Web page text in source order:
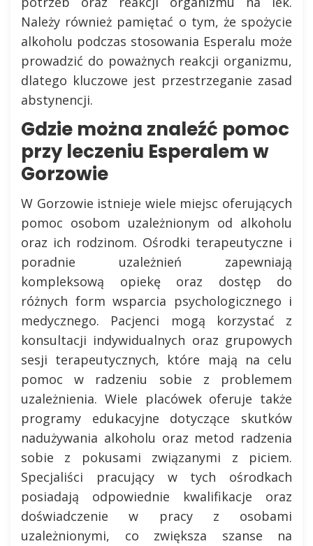
Należy również pamiętać o tym, że spożycie
alkoholu podczas stosowania Esperalu może
prowadzić do poważnych reakcji organizmu,
dlatego kluczowe jest przestrzeganie zasad
abstynencji.
Gdzie można znaleźć pomoc
przy leczeniu Esperalem w
Gorzowie
W Gorzowie istnieje wiele miejsc oferujących
pomoc osobom uzależnionym od alkoholu
oraz ich rodzinom. Ośrodki terapeutyczne i
poradnie uzależnień zapewniają
kompleksową opiekę oraz dostęp do
różnych form wsparcia psychologicznego i
medycznego. Pacjenci mogą korzystać z
konsultacji indywidualnych oraz grupowych
sesji terapeutycznych, które mają na celu
pomoc w radzeniu sobie z problemem
uzależnienia. Wiele placówek oferuje także
programy edukacyjne dotyczące skutków
nadużywania alkoholu oraz metod radzenia
sobie z pokusami związanymi z piciem.
Specjaliści pracujący w tych ośrodkach
posiadają odpowiednie kwalifikacje oraz
doświadczenie w pracy z osobami
uzależnionymi, co zwiększa szanse na